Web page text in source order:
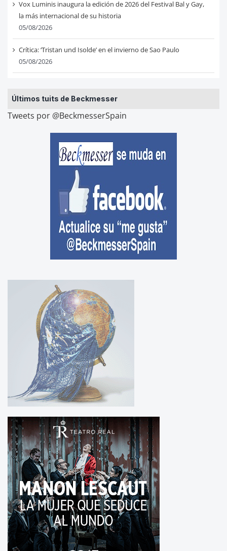
Vox Luminis inaugura la edición de 2026 del Festival Bal y Gay,
la más internacional de su historia
05/08/2026
Crítica: ‘Tristan und Isolde’ en el invierno de Sao Paulo
05/08/2026
Últimos tuits de Beckmesser
Tweets por @BeckmesserSpain